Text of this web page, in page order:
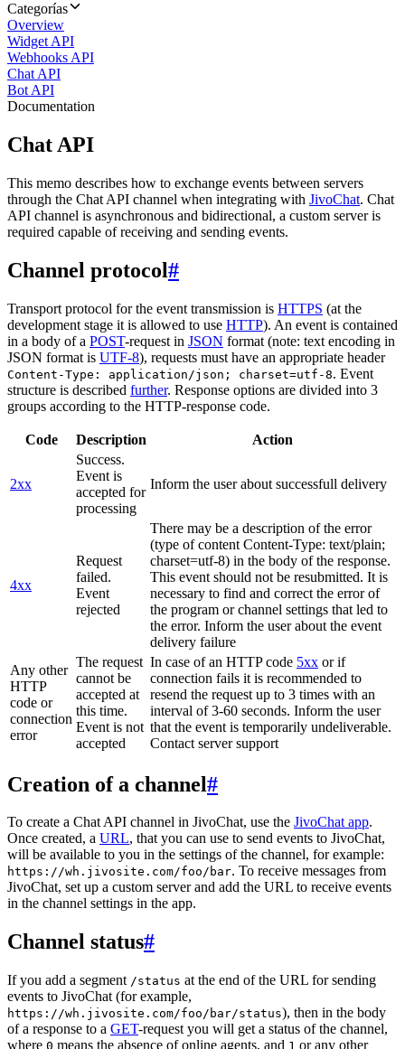
Categorías
Overview
Widget API
Webhooks API
Chat API
Bot API
Documentation
Chat API
This memo describes how to exchange events between servers
through the Chat API channel when integrating with JivoChat. Chat
API channel is asynchronous and bidirectional, a custom server is
required capable of receiving and sending events.
Channel protocol#
Transport protocol for the event transmission is HTTPS (at the
development stage it is allowed to use HTTP). An event is contained
in a body of a POST-request in JSON format (note: text encoding in
JSON format is UTF-8), requests must have an appropriate header
Content-Type: application/json; charset=utf-8. Event
structure is described further. Response options are divided into 3
groups according to the HTTP-response code.
Code Description Action
2xx
Success.
Event is
accepted for
processing
Inform the user about successfull delivery
4xx
Request
failed.
Event
rejected
There may be a description of the error
(type of content Content-Type: text/plain;
charset=utf-8) in the body of the response.
This event should not be resubmitted. It is
necessary to find and correct the error of
the program or channel settings that led to
the error. Inform the user about the event
delivery failure
Any other
HTTP
code or
connection
error
The request
cannot be
accepted at
this time.
Event is not
accepted
In case of an HTTP code 5xx or if
connection fails it is recommended to
resend the request up to 3 times with an
interval of 3-60 seconds. Inform the user
that the event is temporarily undeliverable.
Contact server support
Creation of a channel#
To create a Chat API channel in JivoChat, use the JivoChat app.
Once created, a URL, that you can use to send events to JivoChat,
will be available to you in the settings of the channel, for example:
https://wh.jivosite.com/foo/bar. To receive messages from
JivoChat, set up a custom server and add the URL to receive events
in the channel settings in the app.
Channel status#
If you add a segment /status at the end of the URL for sending
events to JivoChat (for example,
https://wh.jivosite.com/foo/bar/status), then in the body
of a response to a GET-request you will get a status of the channel,
where 0 means the absence of online agents, and 1 or any other